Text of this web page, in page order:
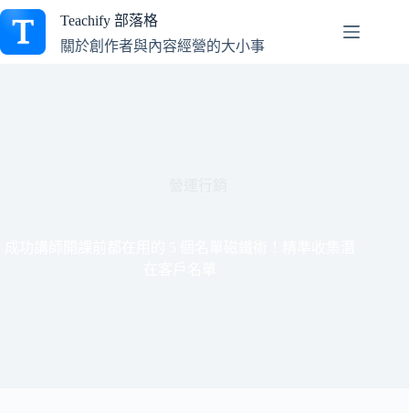
跳
主
Teachify 部落格
關於創作者與內容經營的大小事